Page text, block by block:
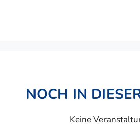
NOCH IN
Keine